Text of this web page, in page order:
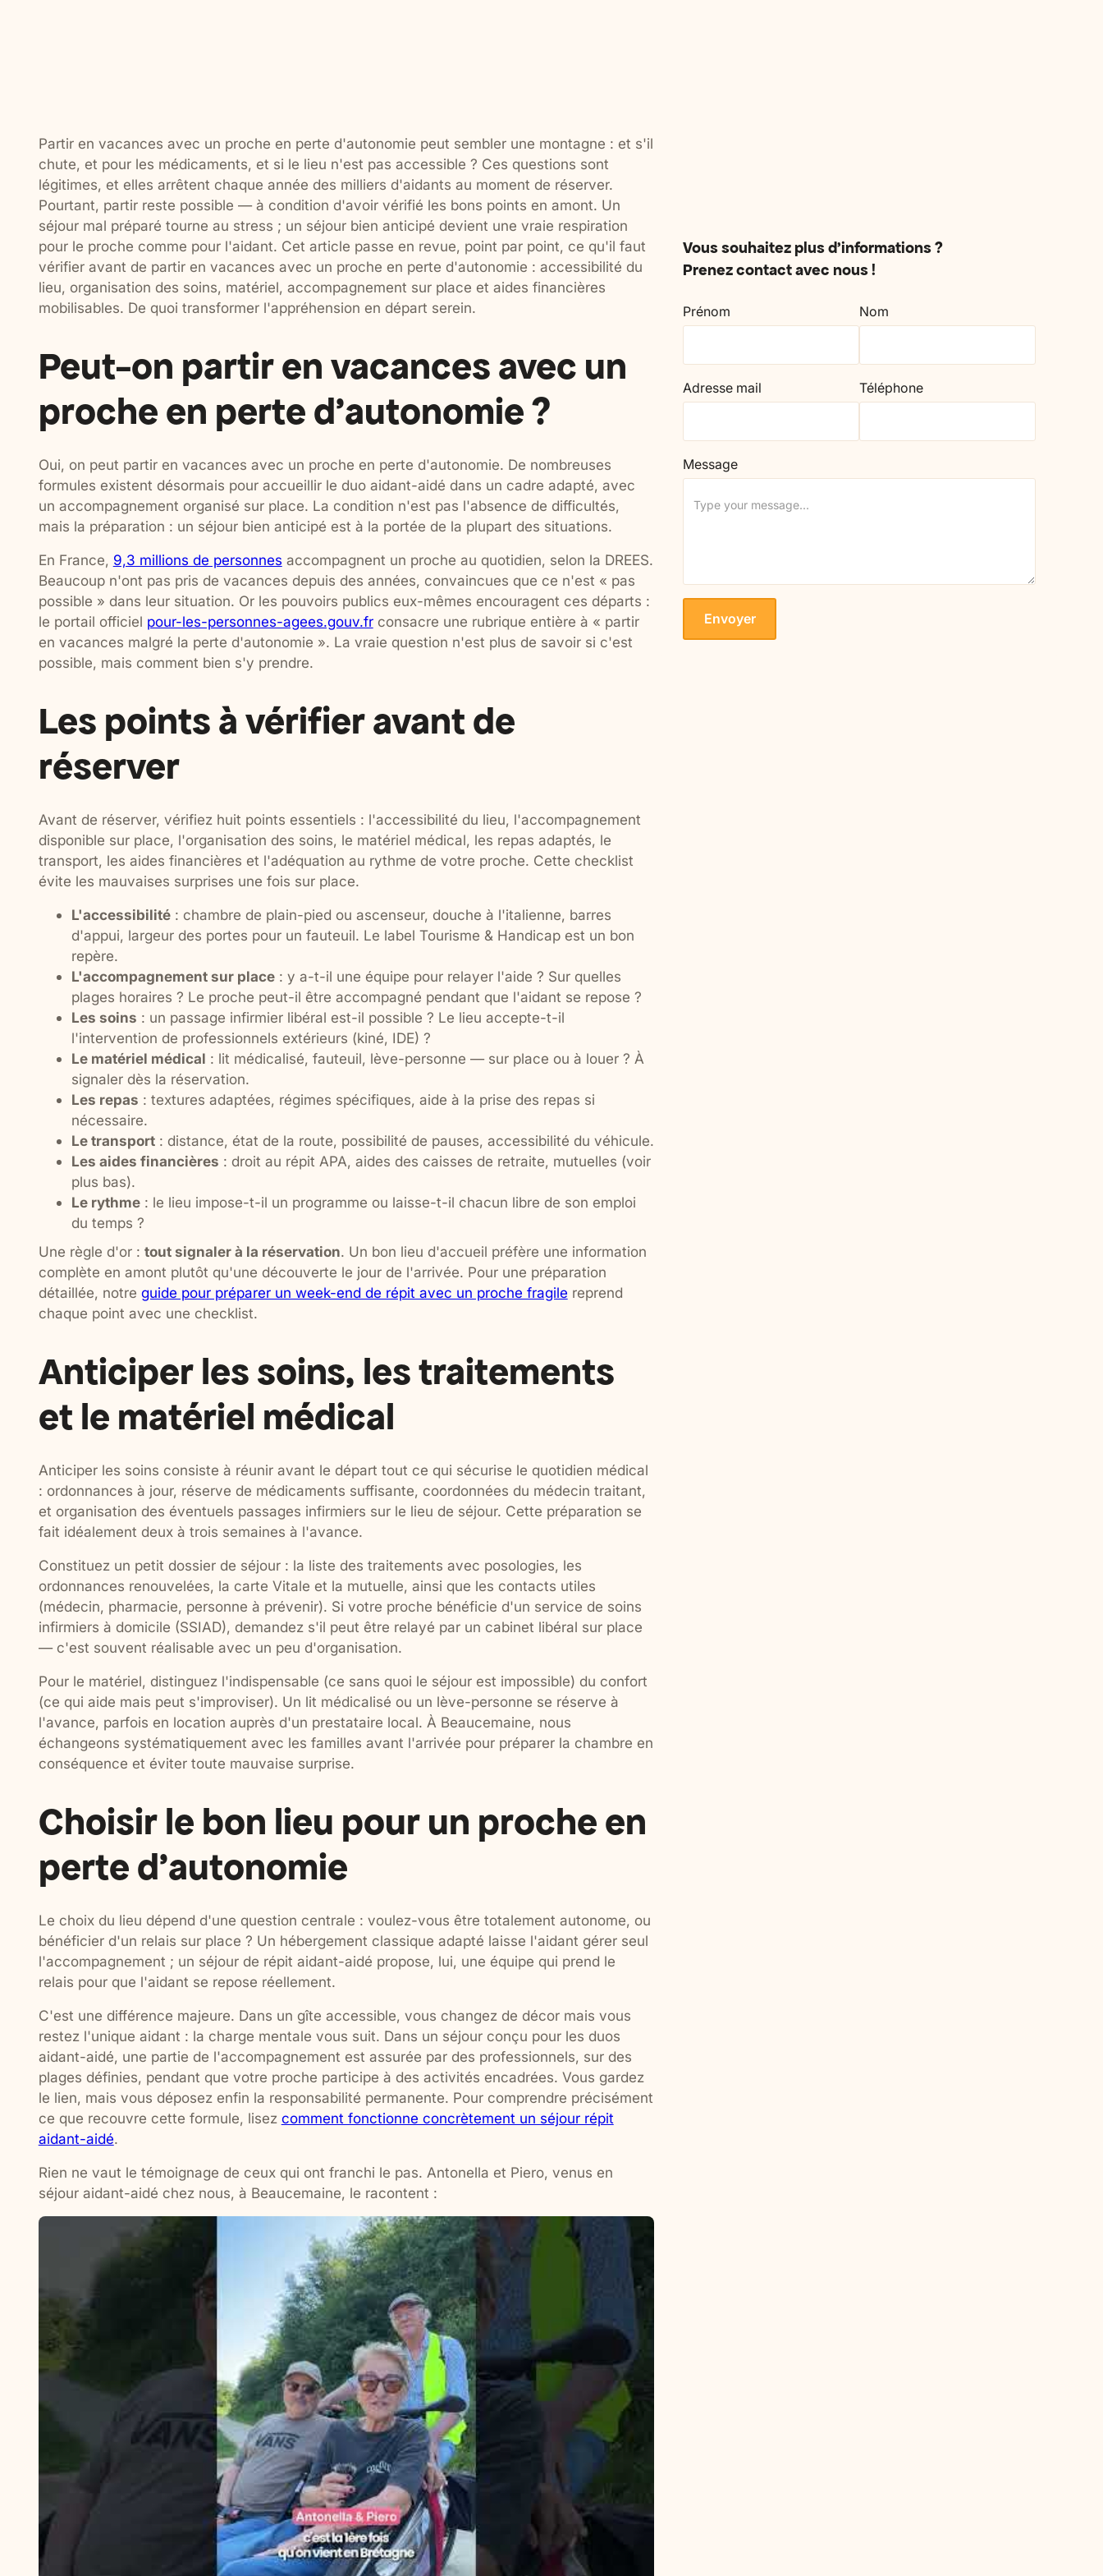
Partir en vacances avec un proche en perte d'autonomie peut sembler une montagne : et s'il
chute, et pour les médicaments, et si le lieu n'est pas accessible ? Ces questions sont
légitimes, et elles arrêtent chaque année des milliers d'aidants au moment de réserver.
Pourtant, partir reste possible — à condition d'avoir vérifié les bons points en amont. Un
séjour mal préparé tourne au stress ; un séjour bien anticipé devient une vraie respiration
pour le proche comme pour l'aidant. Cet article passe en revue, point par point, ce qu'il faut
vérifier avant de partir en vacances avec un proche en perte d'autonomie : accessibilité du
lieu, organisation des soins, matériel, accompagnement sur place et aides financières
mobilisables. De quoi transformer l'appréhension en départ serein.
Peut-on partir en vacances avec un
proche en perte d'autonomie ?
Oui, on peut partir en vacances avec un proche en perte d'autonomie. De nombreuses
formules existent désormais pour accueillir le duo aidant-aidé dans un cadre adapté, avec
un accompagnement organisé sur place. La condition n'est pas l'absence de difficultés,
mais la préparation : un séjour bien anticipé est à la portée de la plupart des situations.
En France, 9,3 millions de personnes accompagnent un proche au quotidien, selon la DREES.
Beaucoup n'ont pas pris de vacances depuis des années, convaincues que ce n'est « pas
possible » dans leur situation. Or les pouvoirs publics eux-mêmes encouragent ces départs :
le portail officiel pour-les-personnes-agees.gouv.frconsacre une rubrique entière à « partir
en vacances malgré la perte d'autonomie ». La vraie question n'est plus de savoir si c'est
possible, mais comment bien s'y prendre.
Les points à vérifier avant de
réserver
Avant de réserver, vérifiez huit points essentiels : l'accessibilité du lieu, l'accompagnement
disponible sur place, l'organisation des soins, le matériel médical, les repas adaptés, le
transport, les aides financières et l'adéquation au rythme de votre proche. Cette checklist
évite les mauvaises surprises une fois sur place.
L'accessibilité: chambre de plain-pied ou ascenseur, douche à l'italienne, barres
d'appui, largeur des portes pour un fauteuil. Le label Tourisme & Handicap est un bon
repère.
L'accompagnement sur place: y a-t-il une équipe pour relayer l'aide ? Sur quelles
plages horaires ? Le proche peut-il être accompagné pendant que l'aidant se repose ?
Les soins : un passage infirmier libéral est-il possible ? Le lieu accepte-t-il
l'intervention de professionnels extérieurs (kiné, IDE) ?
Le matériel médical : lit médicalisé, fauteuil, lève-personne — sur place ou à louer ? À
signaler dès la réservation.
Les repas : textures adaptées, régimes spécifiques, aide à la prise des repas si
nécessaire.
Le transport: distance, état de la route, possibilité de pauses, accessibilité du véhicule.
Les aides financières : droit au répit APA, aides des caisses de retraite, mutuelles (voir
plus bas).
Le rythme: le lieu impose-t-il un programme ou laisse-t-il chacun libre de son emploi
du temps ?
Une règle d'or : tout signaler à la réservation. Un bon lieu d'accueil préfère une information
complète en amont plutôt qu'une découverte le jour de l'arrivée. Pour une préparation
détaillée, notre guide pour préparer un week-end de répit avec un proche fragile reprend
chaque point avec une checklist.
Anticiper les soins, les traitements
et le matériel médical
Anticiper les soins consiste à réunir avant le départ tout ce qui sécurise le quotidien médical
: ordonnances à jour, réserve de médicaments suffisante, coordonnées du médecin traitant,
et organisation des éventuels passages infirmiers sur le lieu de séjour. Cette préparation se
fait idéalement deux à trois semaines à l'avance.
Constituez un petit dossier de séjour : la liste des traitements avec posologies, les
ordonnances renouvelées, la carte Vitale et la mutuelle, ainsi que les contacts utiles
(médecin, pharmacie, personne à prévenir). Si votre proche bénéficie d'un service de soins
infirmiers à domicile (SSIAD), demandez s'il peut être relayé par un cabinet libéral sur place
— c'est souvent réalisable avec un peu d'organisation.
Pour le matériel, distinguez l'indispensable (ce sans quoi le séjour est impossible) du confort
(ce qui aide mais peut s'improviser). Un lit médicalisé ou un lève-personne se réserve à
l'avance, parfois en location auprès d'un prestataire local. À Beaucemaine, nous
échangeons systématiquement avec les familles avant l'arrivée pour préparer la chambre en
conséquence et éviter toute mauvaise surprise.
Choisir le bon lieu pour un proche en
perte d'autonomie
Le choix du lieu dépend d'une question centrale : voulez-vous être totalement autonome, ou
bénéficier d'un relais sur place ? Un hébergement classique adapté laisse l'aidant gérer seul
l'accompagnement ; un séjour de répit aidant-aidé propose, lui, une équipe qui prend le
relais pour que l'aidant se repose réellement.
C'est une différence majeure. Dans un gîte accessible, vous changez de décor mais vous
restez l'unique aidant : la charge mentale vous suit. Dans un séjour conçu pour les duos
aidant-aidé, une partie de l'accompagnement est assurée par des professionnels, sur des
plages définies, pendant que votre proche participe à des activités encadrées. Vous gardez
le lien, mais vous déposez enfin la responsabilité permanente. Pour comprendre précisément
ce que recouvre cette formule, lisez comment fonctionne concrètement un séjour répit
aidant-aidé.
Rien ne vaut le témoignage de ceux qui ont franchi le pas. Antonella et Piero, venus en
séjour aidant-aidé chez nous, à Beaucemaine, le racontent :
Vous souhaitez plus d'informations ?
Prenez contact avec nous !
Prénom Nom
Adresse mail Téléphone
Message